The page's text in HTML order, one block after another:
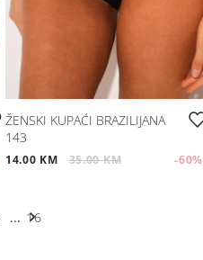
ŽENSKI KUPAĆI BRAZILIJANA
143
14.00 KM 35.00 KM -60%
... 16